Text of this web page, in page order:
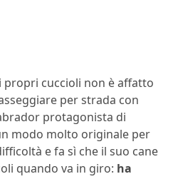
propri cuccioli non è affatto
per strada con
protagonista di
modo molto originale per
e fa sì che il suo cane
quando va in giro: ha